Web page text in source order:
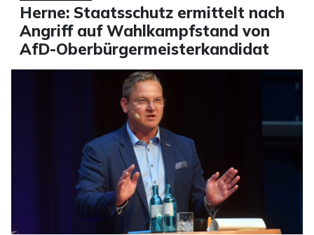
Herne: Staatsschutz ermittelt nach
Angriff auf Wahlkampfstand von
AfD-Oberbürgermeisterkandidat